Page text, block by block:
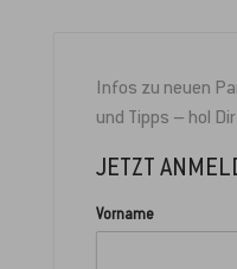
Infos zu neuen
und Tipps – hol
JETZT
Vorname